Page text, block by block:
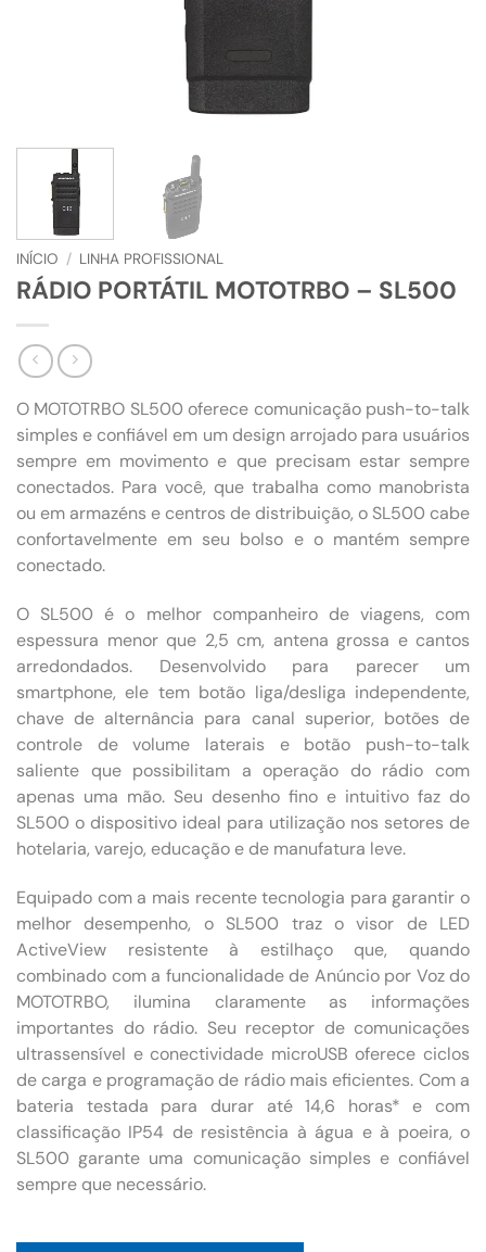
INÍCIO / LINHA PROFISSIONAL
RÁDIO PORTÁTIL MOTOTRBO – SL500
O MOTOTRBO SL500 oferece comunicação push-to-talk
simples e confiável em um design arrojado para usuários
sempre em movimento e que precisam estar sempre
conectados. Para você, que trabalha como manobrista
ou em armazéns e centros de distribuição, o SL500 cabe
confortavelmente em seu bolso e o mantém sempre
conectado.
O SL500 é o melhor companheiro de viagens, com
espessura menor que 2,5 cm, antena grossa e cantos
arredondados. Desenvolvido para parecer um
smartphone, ele tem botão liga/desliga independente,
chave de alternância para canal superior, botões de
controle de volume laterais e botão push-to-talk
saliente que possibilitam a operação do rádio com
apenas uma mão. Seu desenho fino e intuitivo faz do
SL500 o dispositivo ideal para utilização nos setores de
hotelaria, varejo, educação e de manufatura leve.
Equipado com a mais recente tecnologia para garantir o
melhor desempenho, o SL500 traz o visor de LED
ActiveView resistente à estilhaço que, quando
combinado com a funcionalidade de Anúncio por Voz do
MOTOTRBO, ilumina claramente as informações
importantes do rádio. Seu receptor de comunicações
ultrassensível e conectividade microUSB oferece ciclos
de carga e programação de rádio mais eficientes. Com a
bateria testada para durar até 14,6 horas* e com
classificação IP54 de resistência à água e à poeira, o
SL500 garante uma comunicação simples e confiável
sempre que necessário.